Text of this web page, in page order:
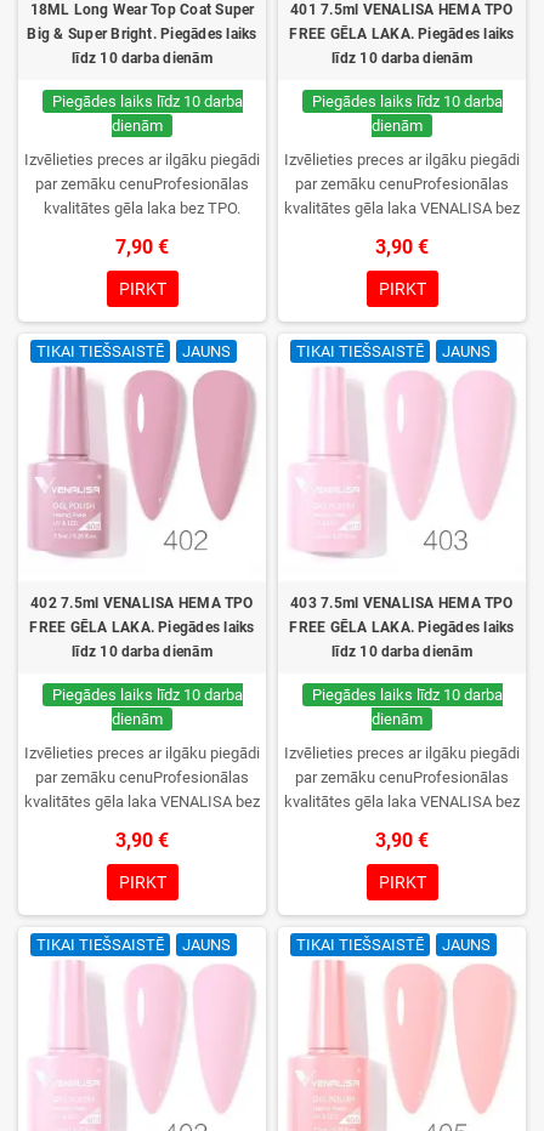
18ML Long Wear Top Coat Super
Big & Super Bright. Piegādes laiks
līdz 10 darba dienām
Piegādes laiks līdz 10 darba
dienām
Izvēlieties preces ar ilgāku piegādi
par zemāku cenuProfesionālas
kvalitātes gēla laka bez TPO.
izvēle, lieliska sacietēšana
UV/LED lampās un ilgstoša
noturība. Katrs flakons iepakots
kastītē – pirmo reizi to atvērsiet
tikai jūs.
7,90 €
PIRKT
401 7.5ml VENALISA HEMA TPO
FREE GĒLA LAKA. Piegādes laiks
līdz 10 darba dienām
Piegādes laiks līdz 10 darba
dienām
Izvēlieties preces ar ilgāku piegādi
par zemāku cenuProfesionālas
kvalitātes gēla laka VENALISA bez
krāsu izvēle, lieliska sacietēšana
UV/LED lampās un ilgstoša
noturība. Katrs flakons iepakots
kastītē – pirmo reizi to atvērsiet
tikai jūs.
3,90 €
PIRKT
TIKAI TIEŠSAISTĒ JAUNS
402 7.5ml VENALISA HEMA TPO
FREE GĒLA LAKA. Piegādes laiks
līdz 10 darba dienām
Piegādes laiks līdz 10 darba
dienām
Izvēlieties preces ar ilgāku piegādi
par zemāku cenuProfesionālas
kvalitātes gēla laka VENALISA bez
krāsu izvēle, lieliska sacietēšana
UV/LED lampās un ilgstoša
noturība. Katrs flakons iepakots
kastītē – pirmo reizi to atvērsiet
tikai jūs.
3,90 €
PIRKT
TIKAI TIEŠSAISTĒ JAUNS
403 7.5ml VENALISA HEMA TPO
FREE GĒLA LAKA. Piegādes laiks
līdz 10 darba dienām
Piegādes laiks līdz 10 darba
dienām
Izvēlieties preces ar ilgāku piegādi
par zemāku cenuProfesionālas
kvalitātes gēla laka VENALISA bez
krāsu izvēle, lieliska sacietēšana
UV/LED lampās un ilgstoša
noturība. Katrs flakons iepakots
kastītē – pirmo reizi to atvērsiet
tikai jūs.
3,90 €
PIRKT
TIKAI TIEŠSAISTĒ JAUNS TIKAI TIEŠSAISTĒ JAUNS